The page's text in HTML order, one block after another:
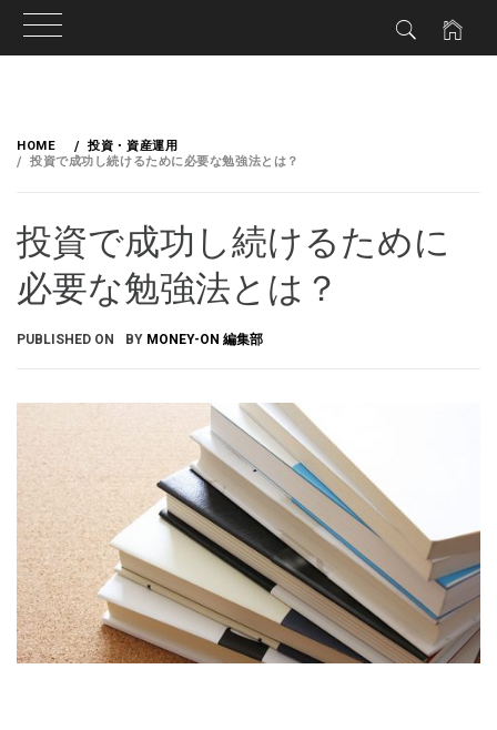
HOME
投資・資産運用
投資で成功し続けるために必要な勉強法とは？
投資で成功し続けるために
必要な勉強法とは？
PUBLISHED ON BY MONEY-ON 編集部